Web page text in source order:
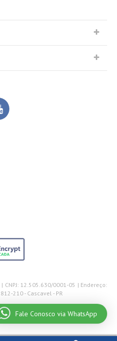
CNPJ: 12.505.630/0001-05 | Endereço:
210 - Cascavel - PR
Fale Conosco via WhatsApp